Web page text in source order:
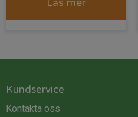
Läs mer
Kundservice
Kontakta oss